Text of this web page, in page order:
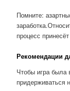
Помните:
процесс
Рекомендации
Чтобы игра была
придерживаться